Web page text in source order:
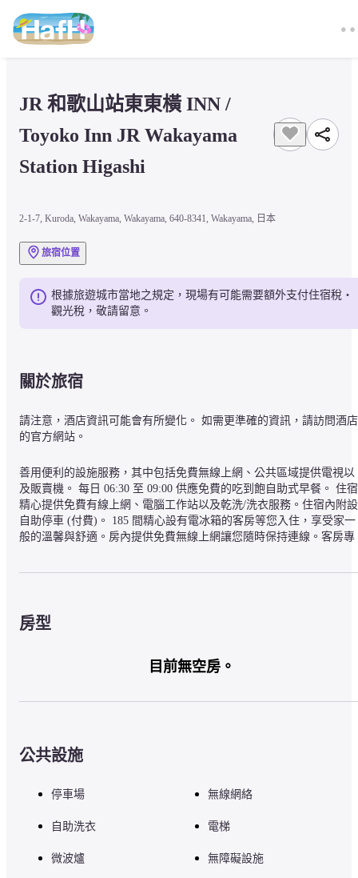
JR 和歌山站東東橫 INN /
Toyoko Inn JR Wakayama
Station Higashi
2-1-7, Kuroda, Wakayama, Wakayama, 640-8341, Wakayama, 日本
旅宿位置
根據旅遊城市當地之規定，現場有可能需要額外支付住宿稅・
觀光稅，敬請留意。
關於旅宿
請注意，酒店資訊可能會有所變化。 如需更準確的資訊，請訪問酒店
的官方網站。
善用便利的設施服務，其中包括免費無線上網、公共區域提供電視以
及販賣機。 每日 06:30 至 09:00 供應免費的吃到飽自助式早餐。 住宿
精心提供免費有線上網、電腦工作站以及乾洗/洗衣服務。住宿內附設
自助停車 (付費)。 185 間精心設有電冰箱的客房等您入住，享受家一
般的溫馨與舒適。房內提供免費無線上網讓您隨時保持連線。客房專
到和歌山城，6 分鐘則能抵達紀三井寺。 此飯店地點良好，從這裡開
車約 8.1 公里 (5.1 英哩) 會到片男波海水浴場，開車 8.5 公里 (5.3 英
角谷整形外科醫院 - 0.8 公里
日前宮 - 1.4 公里
高野寺 - 2.5 公里
和歌山動物園 - 2.7 公里
房型
目前無空房。
公共設施
停車場 無線網絡
自助洗衣 電梯
微波爐 無障礙設施